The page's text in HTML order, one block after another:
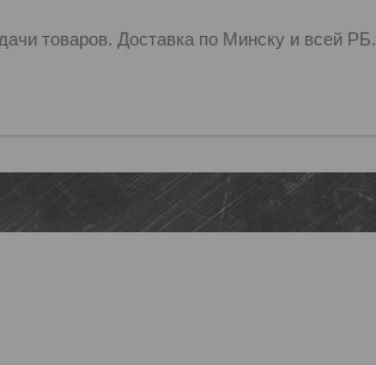
товаров. Доставка по Минску и всей РБ.